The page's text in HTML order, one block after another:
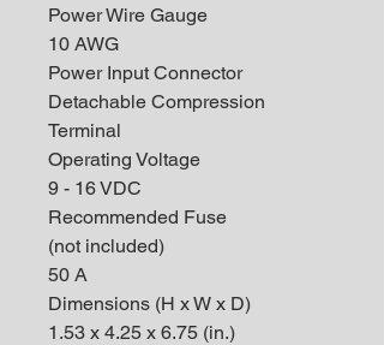
Power Wire Gauge
10 AWG
Power Input Connector
Detachable Compression
Terminal
Operating Voltage
9 - 16 VDC
Recommended Fuse
(not included)
50 A
Dimensions (H x W x D)
1.53 x 4.25 x 6.75 (in.)